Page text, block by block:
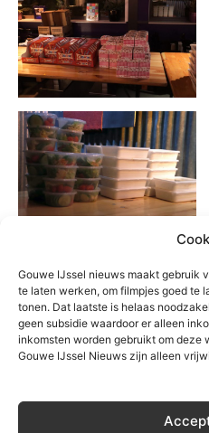
Gouwe IJssel nieuws maakt gebruik
te laten werken, om filmpjes goed te
tonen. Dat laatste is helaas
geen subsidie waardoor er alleen
inkomsten worden gebruikt om deze
Gouwe IJssel Nieuws zijn alleen
TREFWOORDEN cultuurkeuken